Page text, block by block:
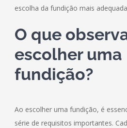
escolha da fundição mais
O que
escolher uma
fundição?
Ao escolher uma fundição, é
série de requisitos importantes.